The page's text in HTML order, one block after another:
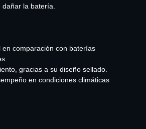
la batería.
en comparación con baterías
gracias a su diseño sellado.
en condiciones climáticas